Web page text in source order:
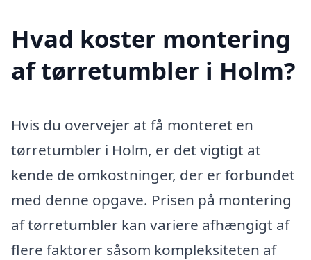
Hvad koster montering
af tørretumbler i Holm?
Hvis du overvejer at få monteret en
tørretumbler i Holm, er det vigtigt at
kende de omkostninger, der er forbundet
med denne opgave. Prisen på montering
af tørretumbler kan variere afhængigt af
flere faktorer såsom kompleksiteten af